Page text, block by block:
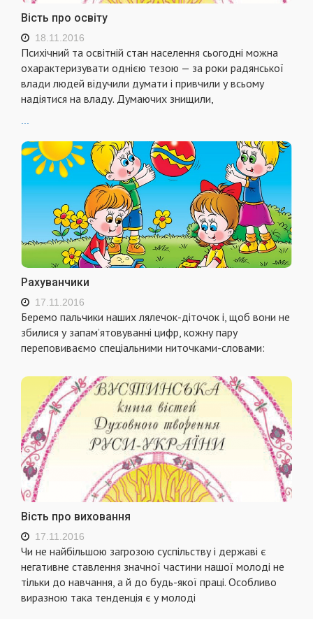
Вість про освіту
18.11.2016
Психічний та освітній стан населення сьогодні можна
охарактеризувати однією тезою — за роки радянської
влади людей відучили думати і привчили у всьому
надіятися на владу. Думаючих знищили,
...
Рахуванчики
17.11.2016
Беремо пальчики наших лялечок-діточок і, щоб вони не
збилися у запам’ятовуванні цифр, кожну пару
переповиваємо спеціальними ниточками-словами:
Вість про виховання
17.11.2016
Чи не найбільшою загрозою суспільству і державі є
негативне ставлення значної частини нашої молоді не
тільки до навчання, а й до будь-якої праці. Особливо
виразною така тенденція є у молоді